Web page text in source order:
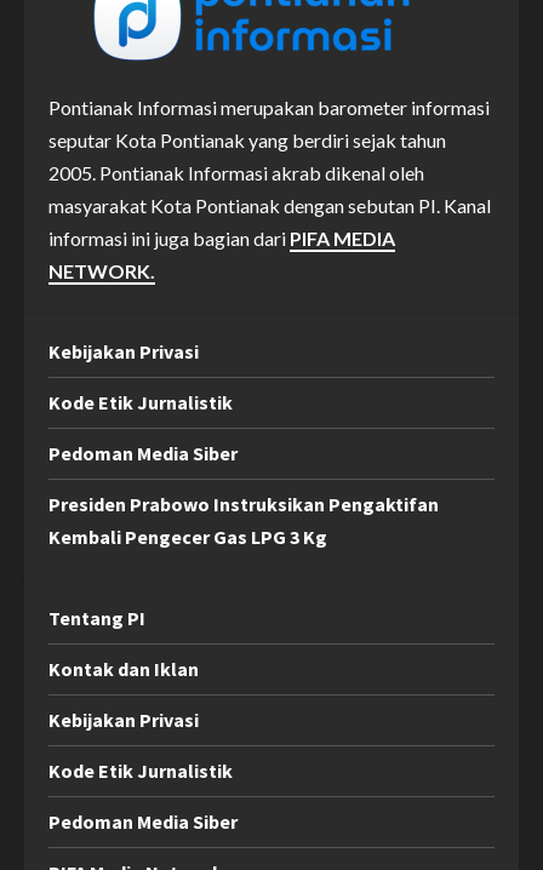
Pontianak Informasi merupakan barometer informasi
seputar Kota Pontianak yang berdiri sejak tahun
2005. Pontianak Informasi akrab dikenal oleh
masyarakat Kota Pontianak dengan sebutan PI. Kanal
informasi ini juga bagian dari PIFA MEDIA
NETWORK.
Kebijakan Privasi
Kode Etik Jurnalistik
Pedoman Media Siber
Presiden Prabowo Instruksikan Pengaktifan
Kembali Pengecer Gas LPG 3 Kg
Tentang PI
Kontak dan Iklan
Kebijakan Privasi
Kode Etik Jurnalistik
Pedoman Media Siber